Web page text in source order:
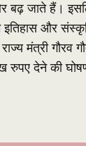
बढ़ जाते हैं।
और
मंत्री गौरव
रुपए देने की